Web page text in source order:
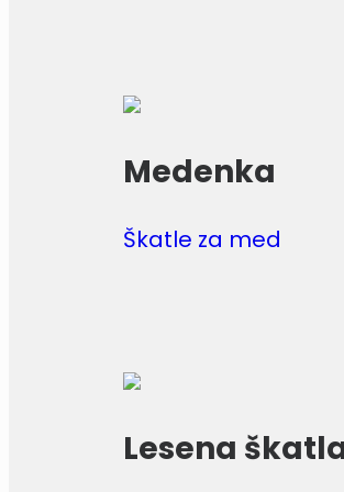
Medenka
Škatle za med
Lesena